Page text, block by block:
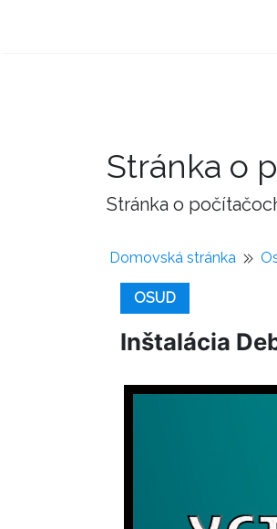
Stránka o
Stránka o
Domovská stránka
OSUD
Inštalácia